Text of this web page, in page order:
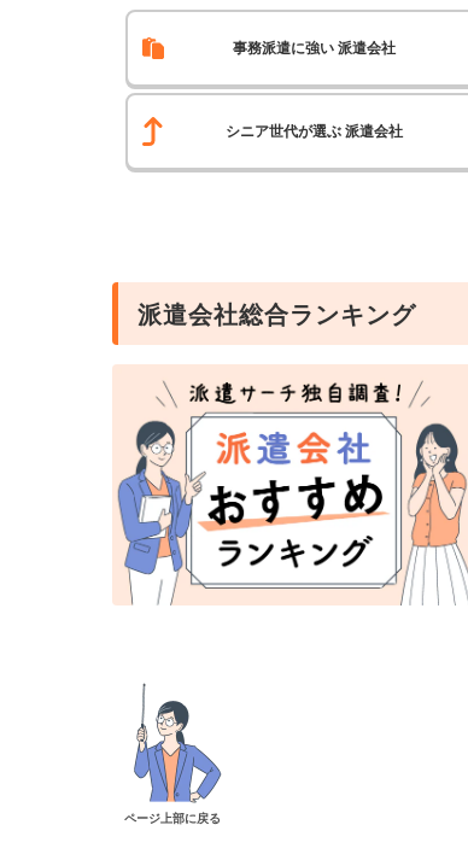
事務派遣に強い派遣会社
シニア世代が選ぶ派遣会社
派遣会社総合ランキング
ページ上部に戻る